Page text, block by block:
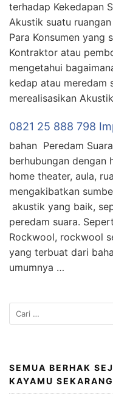
terhadap Kekedapan
Akustik suatu
Para Konsumen yang
Kontraktor atau
mengetahui
kedap atau meredam
merealisasikan
0821 25 888 798
bahan Peredam
berhubungan dengan
home theater, aula,
mengakibatkan
akustik yang baik,
peredam suara.
Rockwool, rockwool
yang terbuat dari
umumnya …
SEMUA BERHAK
KAYAMU SEKARANG